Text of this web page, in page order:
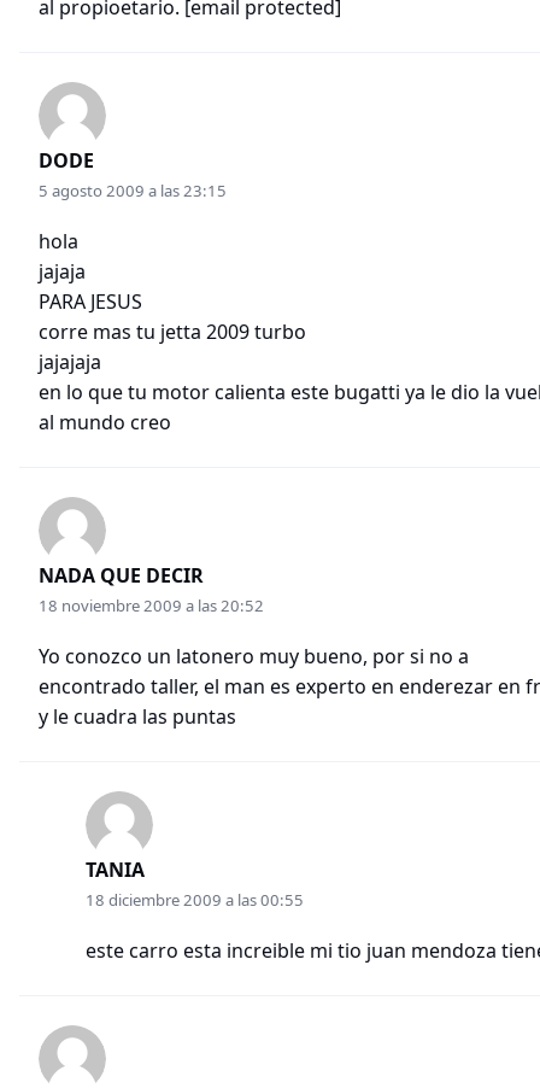
al propioetario. [email protected]
DODE
5 agosto 2009 a las 23:15
hola
jajaja
PARA JESUS
corre mas tu jetta 2009 turbo
jajajaja
en lo que tu motor calienta este bugatti ya le dio la
al mundo creo
NADA QUE DECIR
18 noviembre 2009 a las 20:52
Yo conozco un latonero muy bueno, por si no a
encontrado taller, el man es experto en enderezar en
y le cuadra las puntas
TANIA
18 diciembre 2009 a las 00:55
este carro esta increible mi tio juan mendoza